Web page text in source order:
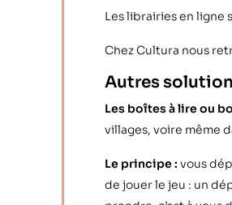
Les librairies en ligne
Chez Cultura nous
Autres
Les boîtes à lire ou
villages, voire même
Le principe : vous
de jouer le jeu : un